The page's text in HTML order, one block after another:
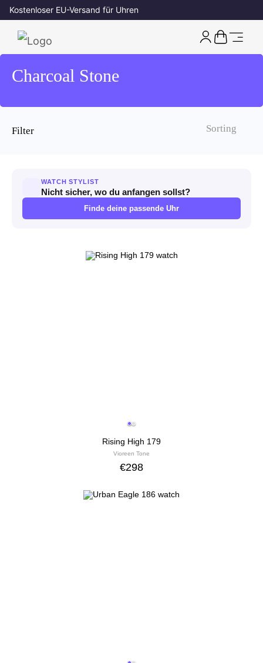
Kostenloser EU-Versand für Uhren
Charcoal Stone
Filter
Sortieroption wählen
WATCH STYLIST
Nicht sicher, wo du anfangen sollst?
Finde deine passende Uhr
Rising High 179
Vioreen Tone
€298